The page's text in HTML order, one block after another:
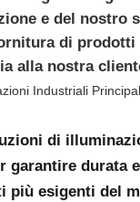
e del nostro
di prodotti
alla nostra
Industriali
di
garantire durata
più esigenti del